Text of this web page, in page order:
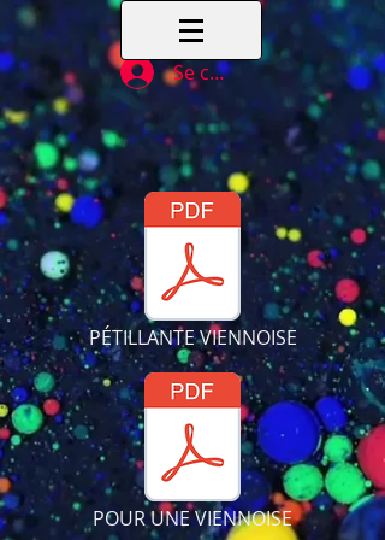
Se connecter
PÉTILLANTE VIENNOISE
POUR UNE VIENNOISE